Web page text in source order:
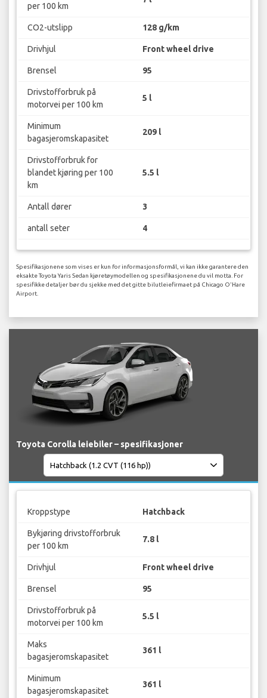
per 100 km
CO2-utslipp 128 g/km
Drivhjul Front wheel drive
Brensel 95
Drivstofforbruk på
motorvei per 100 km
5 l
Minimum
bagasjeromskapasitet
209 l
Drivstofforbruk for
blandet kjøring per 100
km
5.5 l
Antall dører 3
antall seter 4
Spesifikasjonene som vises er kun for informasjonsformål, vi kan ikke garantere den
eksakte Toyota Yaris Sedan kjøretøymodellen og spesifikasjonene du vil motta. For
spesifikke detaljer bør du sjekke med det gitte bilutleiefirmaet på Chicago O'Hare
Airport.
Toyota Corolla leiebiler – spesifikasjoner
Kroppstype Hatchback
Bykjøring drivstofforbruk
per 100 km
7.8 l
Drivhjul Front wheel drive
Brensel 95
Drivstofforbruk på
motorvei per 100 km
5.5 l
Maks
bagasjeromskapasitet
361 l
Minimum
bagasjeromskapasitet
361 l